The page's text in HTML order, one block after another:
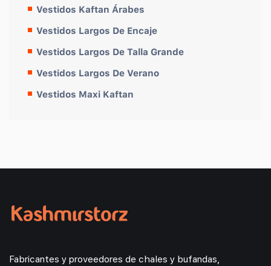
Vestidos Kaftan Árabes
Vestidos Largos De Encaje
Vestidos Largos De Talla Grande
Vestidos Largos De Verano
Vestidos Maxi Kaftan
Fabricantes y proveedores de chales y bufandas,